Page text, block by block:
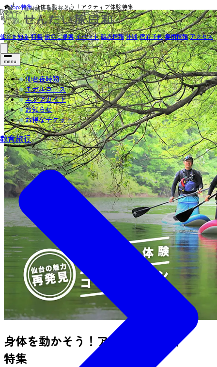
仙台を知る 特集 旅のご提案 イベント 観光情報 体験 宿泊予約 実用情報 アクセス
menu
仙台夜時間
モデルコース
エリアガイド
お知らせ
お得なチケット
教育旅行
Top›特集›身体を動かそう！アクティブ体験特集
身体を動かそう！アクティブ体験
特集